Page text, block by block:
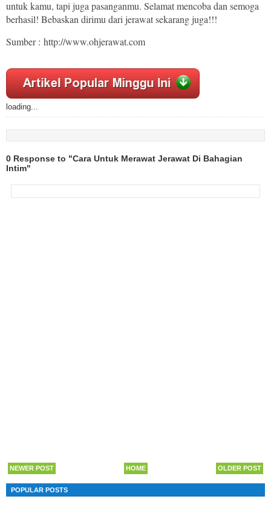
untuk kamu, tapi juga pasanganmu. Selamat mencoba dan semoga
berhasil! Bebaskan dirimu dari jerawat sekarang juga!!!
Sumber : http://www.ohjerawat.com
loading...
0 Response to "Cara Untuk Merawat Jerawat Di Bahagian
Intim"
NEWER POST OLDER POST
HOME
POPULAR POSTS